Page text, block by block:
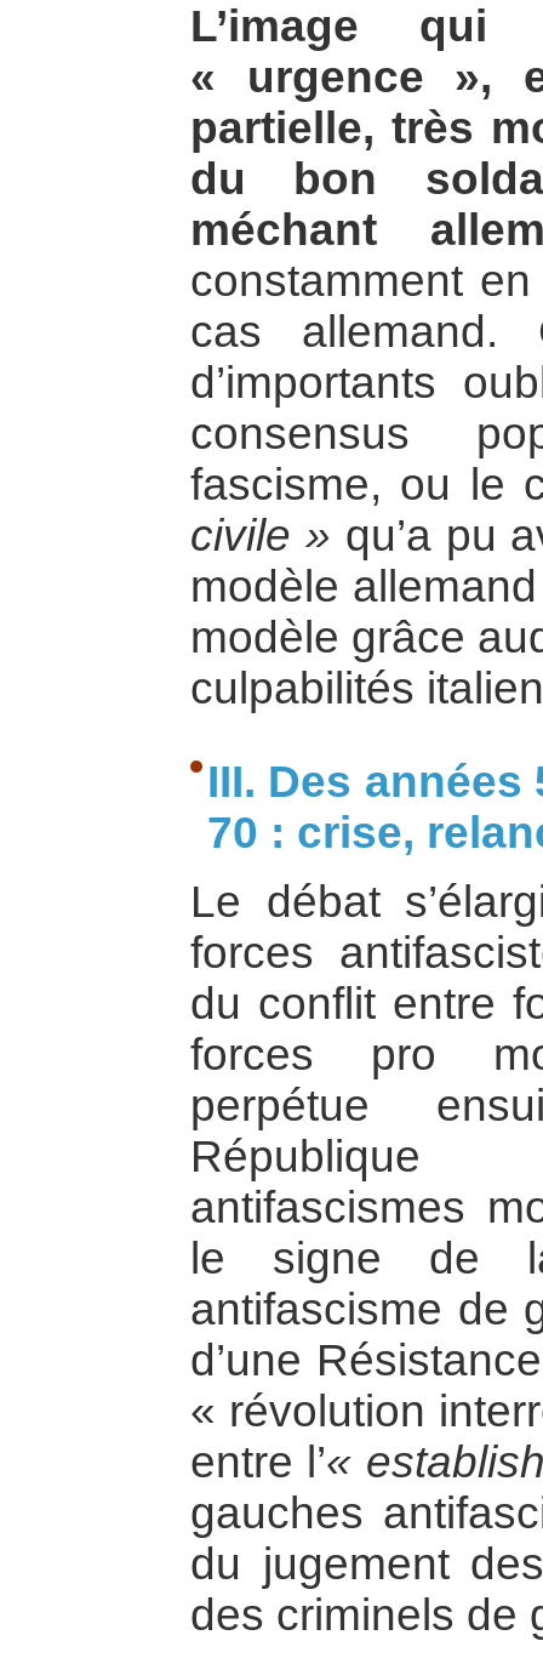
L’image
« urgence »,
partielle, très
du bon
méchant
constamment
cas
d’importants
consensus
fascisme, ou le
civile » qu’a pu
modèle
modèle grâce
culpabilités
III. Des années
70 : crise,
Le débat
forces
du conflit entre
forces pro
perpétue
antifascismes
le signe de
antifascisme de
d’une
« révolution
entre l’«
gauches
du jugement
des criminels de